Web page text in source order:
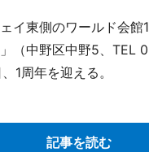
イ東側のワールド会館
（中野区中野5、TEL
1周年を迎える。
記事を読む